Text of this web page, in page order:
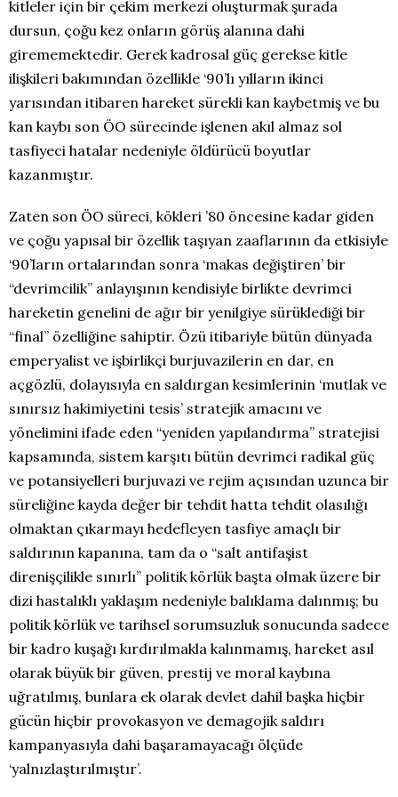
kitleler için bir çekim merkezi oluşturmak şurada
dursun, çoğu kez onların görüş alanına dahi
girememektedir. Gerek kadrosal güç gerekse kitle
ilişkileri bakımından özellikle ‘90’lı yılların ikinci
yarısından itibaren hareket sürekli kan kaybetmiş ve bu
kan kaybı son ÖO sürecinde işlenen akıl almaz sol
tasfiyeci hatalar nedeniyle öldürücü boyutlar
kazanmıştır.
Zaten son ÖO süreci, kökleri ’80 öncesine kadar giden
ve çoğu yapısal bir özellik taşıyan zaaflarının da etkisiyle
‘90’ların ortalarından sonra ‘makas değiştiren’ bir
“devrimcilik” anlayışının kendisiyle birlikte devrimci
hareketin genelini de ağır bir yenilgiye sürüklediği bir
“final” özelliğine sahiptir. Özü itibariyle bütün dünyada
emperyalist ve işbirlikçi burjuvazilerin en dar, en
açgözlü, dolayısıyla en saldırgan kesimlerinin ‘mutlak ve
sınırsız hakimiyetini tesis’ stratejik amacını ve
yönelimini ifade eden “yeniden yapılandırma” stratejisi
kapsamında, sistem karşıtı bütün devrimci radikal güç
ve potansiyelleri burjuvazi ve rejim açısından uzunca bir
süreliğine kayda değer bir tehdit hatta tehdit olasılığı
olmaktan çıkarmayı hedefleyen tasfiye amaçlı bir
saldırının kapanına, tam da o “salt antifaşist
direnişçilikle sınırlı” politik körlük başta olmak üzere bir
dizi hastalıklı yaklaşım nedeniyle balıklama dalınmış; bu
politik körlük ve tarihsel sorumsuzluk sonucunda sadece
bir kadro kuşağı kırdırılmakla kalınmamış, hareket asıl
olarak büyük bir güven, prestij ve moral kaybına
uğratılmış, bunlara ek olarak devlet dahil başka hiçbir
gücün hiçbir provokasyon ve demagojik saldırı
kampanyasıyla dahi başaramayacağı ölçüde
‘yalnızlaştırılmıştır’.